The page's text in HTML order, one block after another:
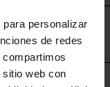
personalizar
de redes
web con
la Región de